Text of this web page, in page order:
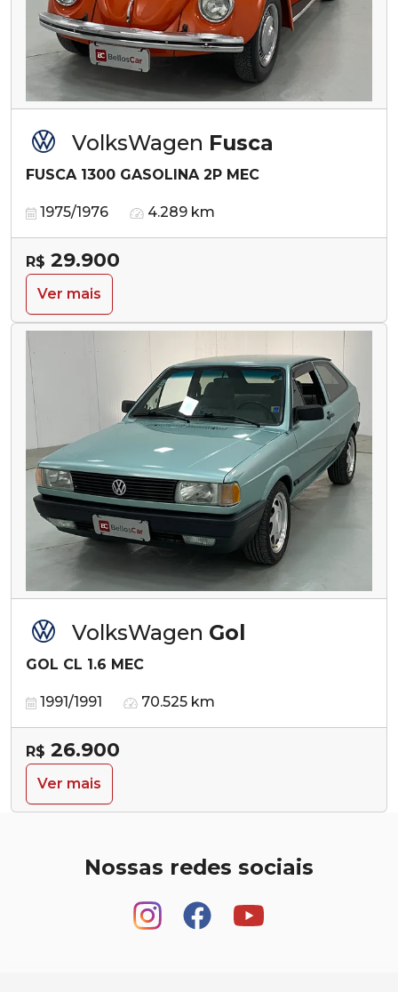
VolksWagen Fusca
FUSCA 1300 GASOLINA 2P MEC
1975/1976 4.289 km
R$ 29.900
Ver mais
VolksWagen Gol
GOL CL 1.6 MEC
1991/1991 70.525 km
R$ 26.900
Ver mais
Nossas redes sociais